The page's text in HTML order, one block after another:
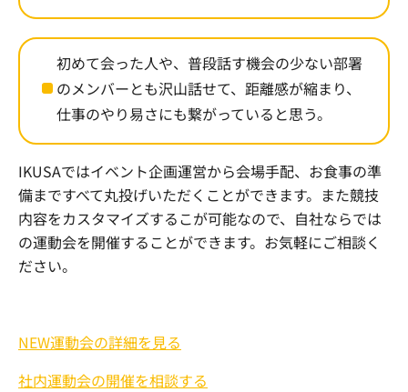
初めて会った人や、普段話す機会の少ない部署
のメンバーとも沢山話せて、距離感が縮まり、
仕事のやり易さにも繋がっていると思う。
IKUSAではイベント企画運営から会場手配、お食事の準
備まですべて丸投げいただくことができます。また競技
内容をカスタマイズするこが可能なので、自社ならでは
の運動会を開催することができます。お気軽にご相談く
ださい。
NEW運動会の詳細を見る
社内運動会の開催を相談する